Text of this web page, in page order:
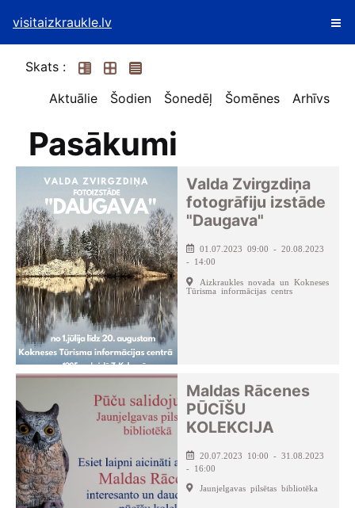
visitaizkraukle.lv
Skats :
Aktuālie
Šodien Šonedēļ Šomēnes Arhīvs
Pasākumi
Valda Zvirgzdiņa
fotogrāfiju izstāde
"Daugava"
01.07.2023 09:00 - 20.08.2023
- 14:00
Aizkraukles novada un Kokneses
Tūrisma informācijas centrs
Maldas Rācenes
PŪCĪŠU
KOLEKCIJA
20.07.2023 10:00 - 31.08.2023
- 16:00
Jaunjelgavas pilsētas bibliotēka